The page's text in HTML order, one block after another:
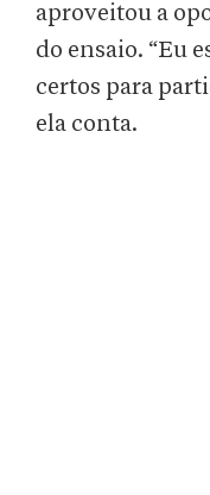
aproveitou a
do ensaio. “Eu
certos para
ela conta.